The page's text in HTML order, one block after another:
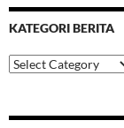
KATEGORI BERITA
Kategori
Berita